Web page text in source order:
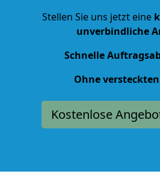
Stellen Sie uns jetzt eine
unverbindliche
Schnelle
Ohne
Kostenlose